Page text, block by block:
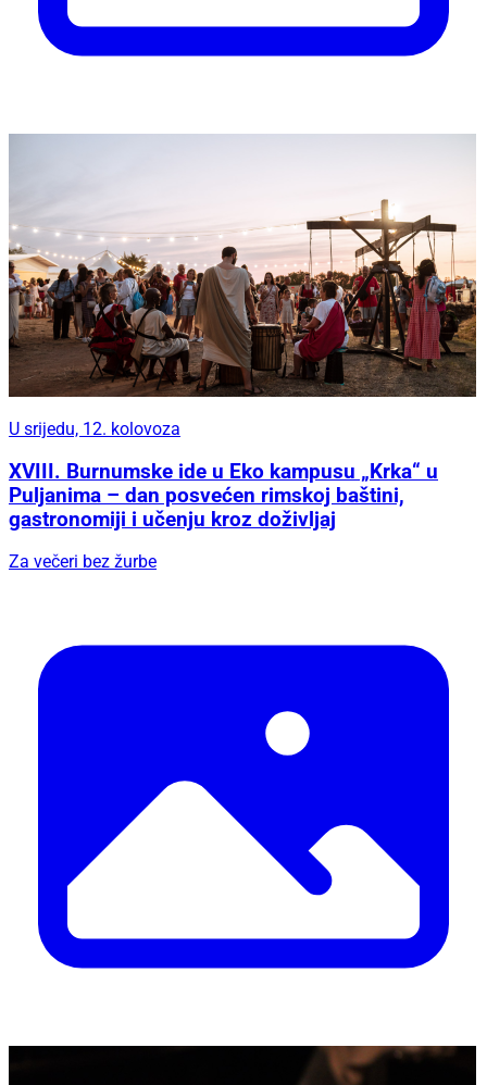
U srijedu, 12. kolovoza
XVIII. Burnumske ide u Eko kampusu „Krka“ u
Puljanima – dan posvećen rimskoj baštini,
gastronomiji i učenju kroz doživljaj
Za večeri bez žurbe